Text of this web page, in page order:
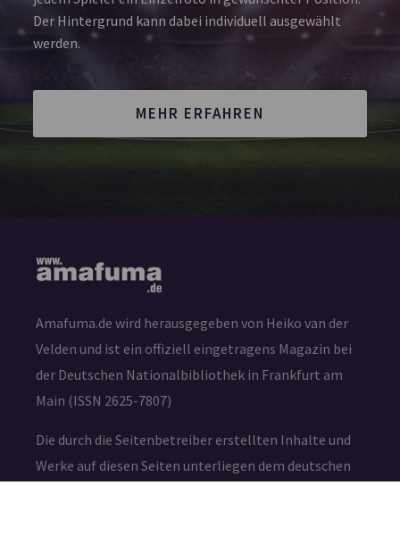
Der Hintergrund kann dabei individuell ausgewählt
werden.
MEHR ERFAHREN
Amafuma.de wird herausgegeben von Heiko van der
Velden und ist ein offiziell eingetragens Magazin bei
der Deutschen Nationalbibliothek in Frankfurt am
Main (ISSN 2625-7807)
Die durch die Seitenbetreiber erstellten Inhalte und
Werke auf diesen Seiten unterliegen dem deutschen